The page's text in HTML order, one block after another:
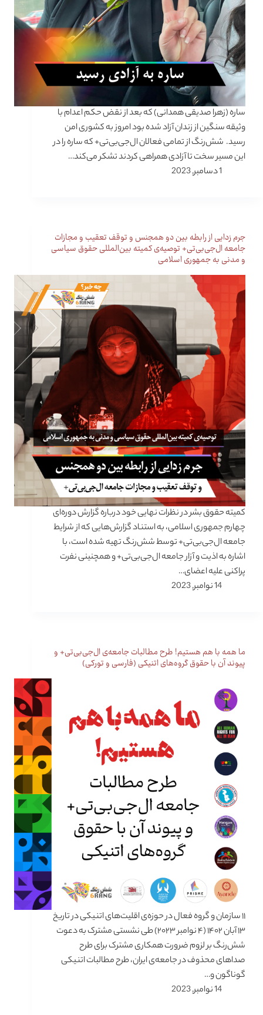
ساره (زهرا صدیقی همدانی) که بعد از نقض حکم اعدام با
وثیقه سنگین از زندان آزاد شده بود امروز به کشوری امن
رسید. شش‌رنگ از تمامی فعالان ال‌جی‌بی‌تی+ که ساره را در
این مسیر سخت تا آزادی همراهی کردند تشکر می‌کند…
1 دسامبر, 2023
جرم زدایی از رابطه بین دو همجنس و توقف تعقیب و مجازات
جامعه ال‌جی‌بی‌تی+ توصیه‌ی کمیته بین‌المللی حقوق سیاسی
و مدنی به جمهوری اسلامی
کمیته حقوق بشر در نظرات نهایی خود درباره گزارش دوره‌ای
چهارم جمهوری اسلامی، به استناد گزارش‌هایی که از شرایط
جامعه ال‌جی‌بی‌تی+ توسط شش‌رنگ تهیه شده است، با
اشاره به اذیت و آزار جامعه ال‌جی‌بی‌تی+ و همچنینی نفرت
پراکنی علیه اعضای…
14 نوامبر, 2023
ما همه با هم هستیم! طرح مطالبات جامعه‌ی ال‌جی‌بی‌تی+ و
پیوند آن با حقوق گروه‌های اتنیکی (فارسی و تورکی)
۱۱ سازمان و گروه فعال در حوزه‌ی اقلیت‌های اتنیکی در تاریخ
۱۳ آبان ۱۴۰۲ (۴ نوامبر ۲۰۲۳) طی نشستی مشترک به دعوت
شش‌رنگ بر لزوم ضرورت همکاری مشترک برای طرح
صداهای محذوف در جامعه‌ی ایران، طرح مطالبات اتنیکی
گوناگون و…
14 نوامبر, 2023